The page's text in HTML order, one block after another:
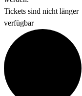
Tickets sind nicht länger
verfügbar